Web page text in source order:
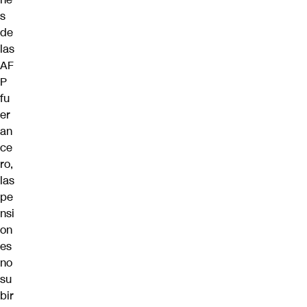
s
de
las
AF
P
fu
er
an
ce
ro,
las
pe
nsi
on
es
no
su
bir